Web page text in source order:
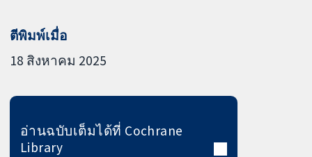
ตีพิมพ์เมื่อ
18 สิงหาคม 2025
อ่านฉบับเต็มได้ที่ Cochrane
Library